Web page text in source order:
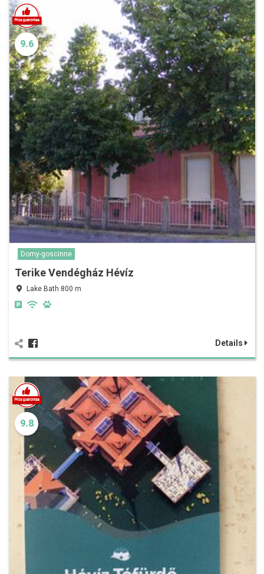
9.6
Domy-goscinne
Terike Vendégház Hévíz
Lake Bath 800 m
Details
9.8